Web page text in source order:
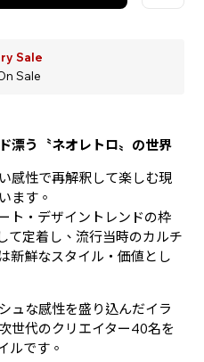
Sale
Sale
漂う〝ネオレトロ〟の世界
感性で再解釈して楽しむ現
ます。
ト・デザイントレンドの枠
て定着し、流行当時のカルチ
新鮮なスタイル・価値とし
ュな感性を盛り込んだイラ
世代のクリエイター40名を
ルです。